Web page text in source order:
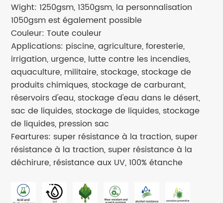
Wight: 1250gsm, 1350gsm, la personnalisation
1050gsm est également possible
Couleur: Toute couleur
Applications: piscine, agriculture, foresterie,
irrigation, urgence, lutte contre les incendies,
aquaculture, militaire, stockage, stockage de
produits chimiques, stockage de carburant,
réservoirs d'eau, stockage d'eau dans le désert,
sac de liquides, stockage de liquides, stockage
de liquides, pression sac
Feartures: super résistance à la traction, super
résistance à la traction, super résistance à la
déchirure, résistance aux UV, 100% étanche